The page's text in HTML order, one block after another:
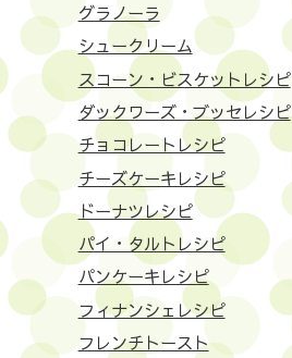
グラノーラ
シュークリーム
スコーン・ビスケットレシピ
ダックワーズ・ブッセレシピ
チョコレートレシピ
チーズケーキレシピ
ドーナツレシピ
パイ・タルトレシピ
パンケーキレシピ
フィナンシェレシピ
フレンチトースト